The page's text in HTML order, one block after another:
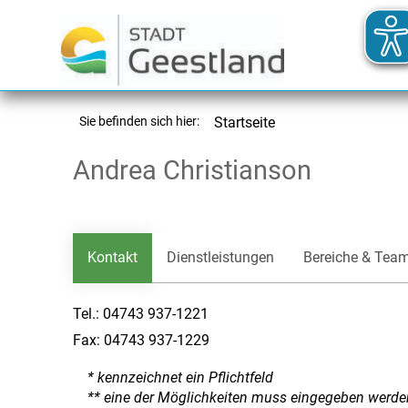
Sie befinden sich hier: Startseite
Andrea Christianson
Kontakt Dienstleistungen Bereiche &
Tel.: 04743 937-1221
Fax: 04743 937-1229
* kennzeichnet ein Pflichtfeld
** eine der Möglichkeiten muss eingegeben